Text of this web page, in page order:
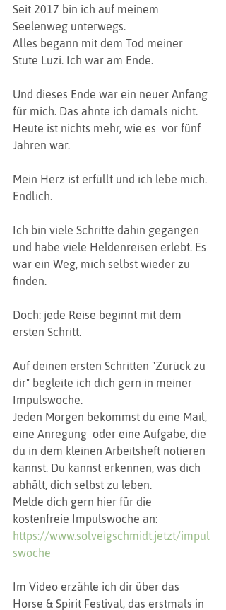
Seit 2017 bin ich auf meinem
Seelenweg unterwegs.
Alles begann mit dem Tod meiner
Stute Luzi. Ich war am Ende.
Und dieses Ende war ein neuer Anfang
für mich. Das ahnte ich damals nicht.
Heute ist nichts mehr, wie es  vor fünf
Jahren war.
Mein Herz ist erfüllt und ich lebe mich.
Endlich.
Ich bin viele Schritte dahin gegangen
und habe viele Heldenreisen erlebt. Es
war ein Weg, mich selbst wieder zu
finden.
Doch: jede Reise beginnt mit dem
ersten Schritt.
Auf deinen ersten Schritten "Zurück zu
dir" begleite ich dich gern in meiner
Impulswoche.
Jeden Morgen bekommst du eine Mail,
eine Anregung  oder eine Aufgabe, die
du in dem kleinen Arbeitsheft notieren
kannst. Du kannst erkennen, was dich
abhält, dich selbst zu leben.
Melde dich gern hier für die
kostenfreie Impulswoche an:
https://www.solveigschmidt.jetzt/impul
swoche
Im Video erzähle ich dir über das
Horse & Spirit Festival, das erstmals in